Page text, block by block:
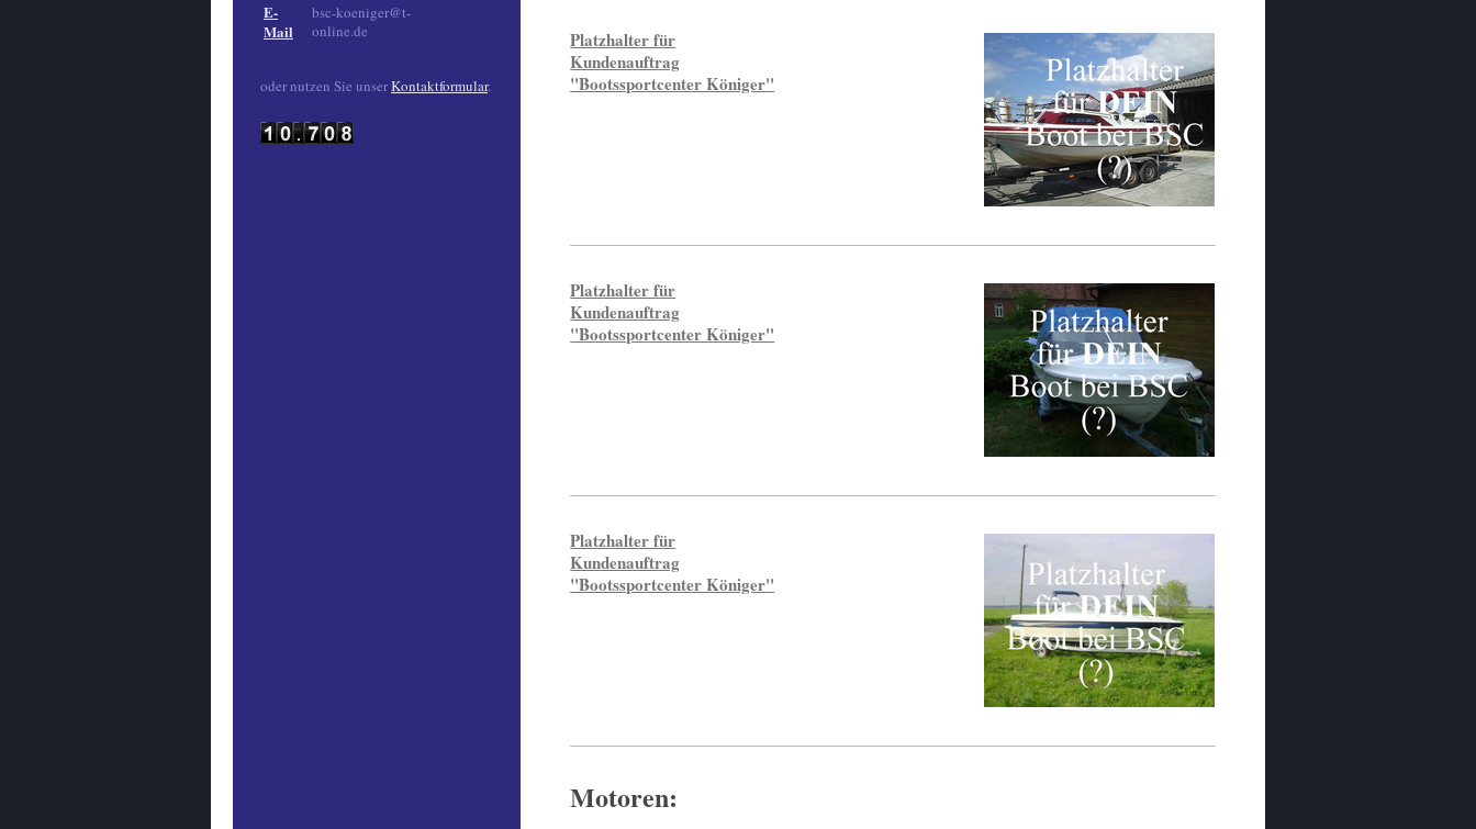
Platzhalter für
Kundenauftrag
"Bootssportcenter Königer"
Platzhalter für
Kundenauftrag
"Bootssportcenter Königer"
Platzhalter für
Kundenauftrag
"Bootssportcenter Königer"
Motoren:
E-
Mail
bsc-koeniger@t-
online.de
oder nutzen Sie unserKontaktformular.